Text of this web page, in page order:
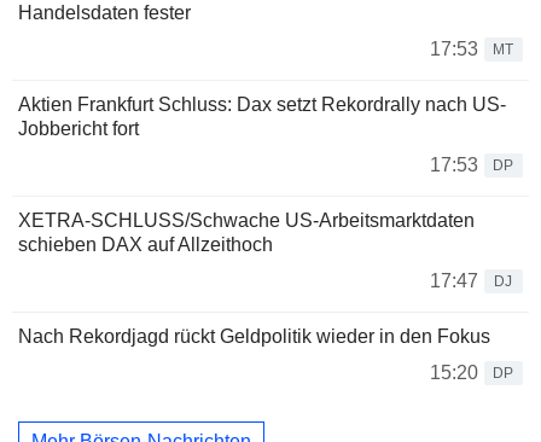
Handelsdaten fester
17:53
MT
Aktien Frankfurt Schluss: Dax setzt Rekordrally nach US-
Jobbericht fort
17:53
DP
XETRA-SCHLUSS/Schwache US-Arbeitsmarktdaten
schieben DAX auf Allzeithoch
17:47
DJ
Nach Rekordjagd rückt Geldpolitik wieder in den Fokus
15:20
DP